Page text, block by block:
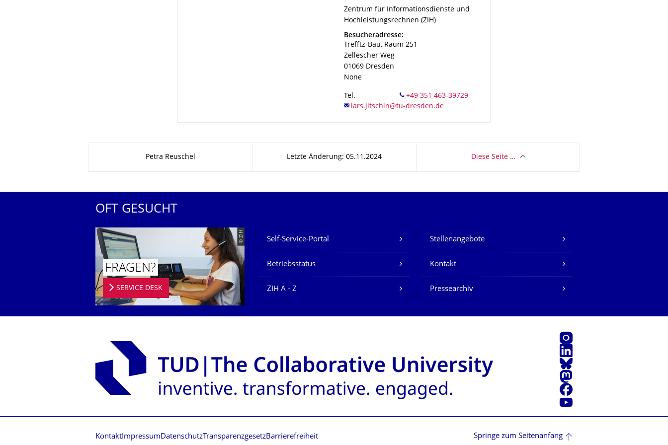
Organisationsname
Zentrum für Informationsdienste und Hochleistungsrechnen (ZIH)
Zentrum für Informationsdienste und
Hochleistungsrechnen (ZIH)
Adresse
Besucheradresse:
Trefftz-Bau, Raum 251
Zellescher Weg
01069 Dresden
None
Tel.
Petra Reuschel Letzte Änderung: 05.11.2024 Diese Seite …
OFT GESUCHT
© ZIH
FRAGEN?
SERVICE DESK
Unsere Dienste
Self-Service-Portal Stellenangebote
Betriebsstatus Kontakt
ZIH A - Z Pressearchiv
Instagram
LinkedIn
Bluesky
Mastodon
Facebook
Youtube
Kontakt Impressum DatenschutzTransparenzgesetzBarrierefreiheit Springe zum Seitenanfang